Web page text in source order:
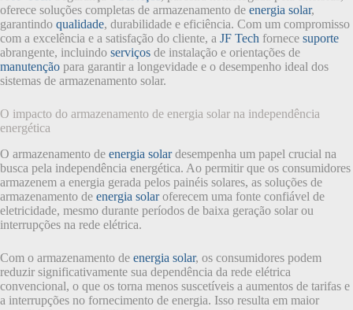
oferece soluções completas de armazenamento de energia solar,
garantindo qualidade, durabilidade e eficiência. Com um compromisso
com a excelência e a satisfação do cliente, a JF Tech fornece suporte
abrangente, incluindo serviços de instalação e orientações de
manutenção para garantir a longevidade e o desempenho ideal dos
sistemas de armazenamento solar.
O impacto do armazenamento de energia solar na independência
energética
O armazenamento de energia solardesempenha um papel crucial na
busca pela independência energética. Ao permitir que os consumidores
armazenem a energia gerada pelos painéis solares, as soluções de
armazenamento de energia solaroferecem uma fonte confiável de
eletricidade, mesmo durante períodos de baixa geração solar ou
interrupções na rede elétrica.
Com o armazenamento de energia solar, os consumidores podem
reduzir significativamente sua dependência da rede elétrica
convencional, o que os torna menos suscetíveis a aumentos de tarifas e
a interrupções no fornecimento de energia. Isso resulta em maior